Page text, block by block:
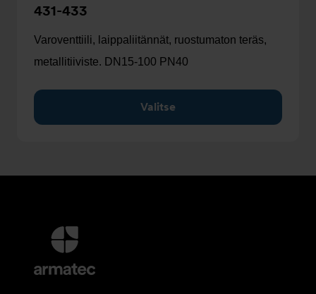
431-433
Varoventtiili, laippaliitännät, ruostumaton teräs,
metallitiiviste. DN15-100 PN40
Valitse
Lisätietoja
Yhteystiedot